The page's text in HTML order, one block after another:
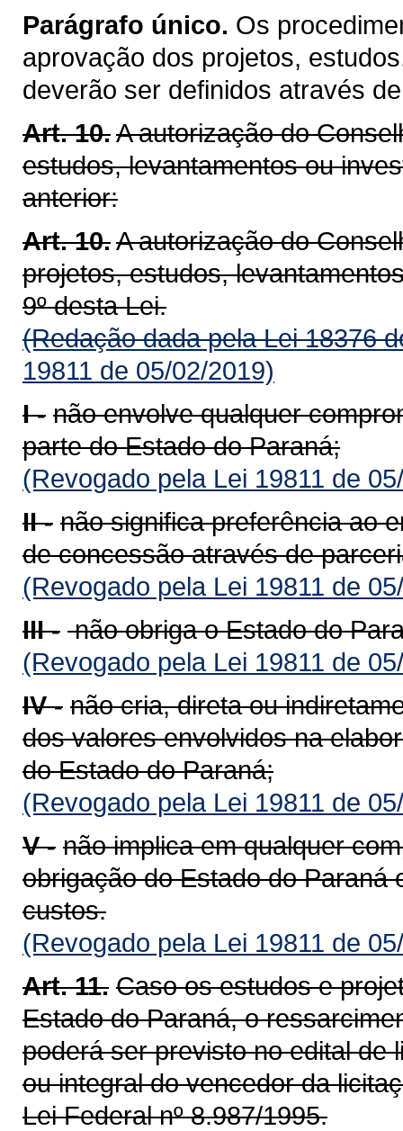
Parágrafo único. Os
aprovação dos projetos,
deverão ser definidos através
Art. 10.A autorização do
estudos, levantamentos ou
anterior:
Art. 10.A autorização do
projetos, estudos,
9º desta Lei.
(Redação dada pela Lei 18376
19811 de 05/02/2019)
I - não envolve qualquer
parte do Estado do Paraná;
(Revogado pela Lei 19811 de
II - não significa preferência ao
de concessão através de
(Revogado pela Lei 19811 de
III - não obriga o Estado do
(Revogado pela Lei 19811 de
IV - não cria, direta ou
dos valores envolvidos na
do Estado do Paraná;
(Revogado pela Lei 19811 de
V - não implica em qualquer
obrigação do Estado do
custos.
(Revogado pela Lei 19811 de
Art. 11. Caso os estudos e
Estado do Paraná, o
poderá ser previsto no edital de
ou integral do vencedor da
Lei Federal nº 8.987/1995.